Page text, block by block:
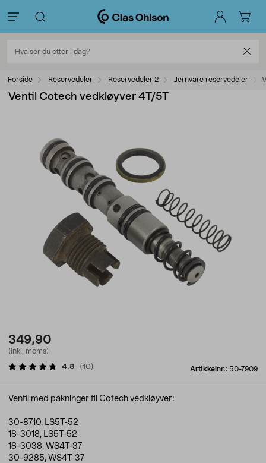
Forside Reservedeler Reservedeler 2 Jernvare reservedeler
Ventil Cotech vedkløyver 4T/5T
349,90
(inkl. moms)
Artikkelnr.: 50-7909
4.8 (10)
Ventil med pakninger til Cotech vedkløyver:
30-8710, LS5T-52
18-3018, LS5T-52
18-3038, WS4T-37
30-9285, WS4T-37